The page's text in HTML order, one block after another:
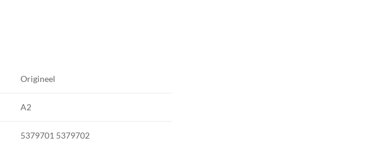
Origineel
A2
5379701 5379702